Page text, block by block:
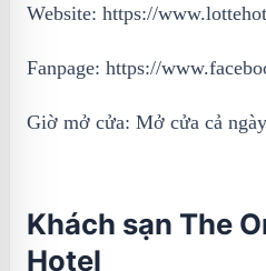
Website: https://
Fanpage: https://
Giờ mở cửa: Mở cửa cả ngày
Khách sạn The
Hotel